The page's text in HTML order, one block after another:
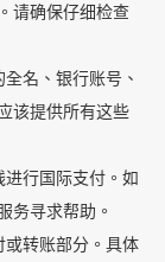
请确保仔细检查
名、银行账号、
该提供所有这些
行国际支付。如
务寻求帮助。
转账部分。具体